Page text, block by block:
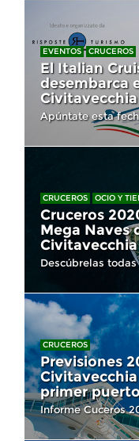
EVENTOS CRUCEROS
El Italian
desembarca
Civitavecchia
Apúntate esta
CRUCEROS OCIO Y
Cruceros
Mega Naves
Civitavecchia
Descúbrelas todas
CRUCEROS
Previsiones
primer
Informe Cuceros